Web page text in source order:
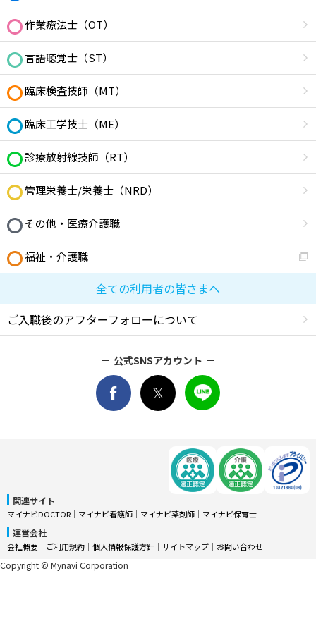
作業療法士（OT）
言語聴覚士（ST）
臨床検査技師（MT）
臨床工学技士（ME）
診療放射線技師（RT）
管理栄養士/栄養士（NRD）
その他・医療介護職
福祉・介護職
全ての利用者の皆さまへ
ご入職後のアフターフォローについて
公式SNSアカウント
関連サイト
マイナビDOCTOR │ マイナビ看護師 │ マイナビ薬剤師 │ マイナビ保育士
運営会社
会社概要 │ ご利用規約 │ 個人情報保護方針 │ サイトマップ │ お問い合わせ
Copyright © Mynavi Corporation